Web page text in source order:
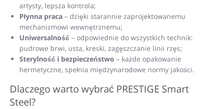
artysty, lepsza kontrola;
Płynna praca – dzięki starannie zaprojektowanemu
mechanizmowi wewnętrznemu;
Uniwersalność – odpowiednie do wszystkich technik:
pudrowe brwi, usta, kreski, zagęszczanie linii rzęs;
Sterylność i bezpieczeństwo – każde opakowanie
hermetyczne, spełnia międzynarodowe normy jakości.
Dlaczego warto wybrać PRESTIGE Smart
Steel?